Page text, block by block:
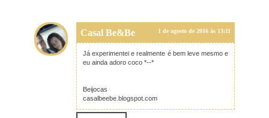
Casal Be&Be 1 de agosto de 2016 às 13:11
Já experimentei e realmente é bem leve mesmo e
eu ainda adoro coco *--*
Beijocas
casalbeebe.blogspot.com